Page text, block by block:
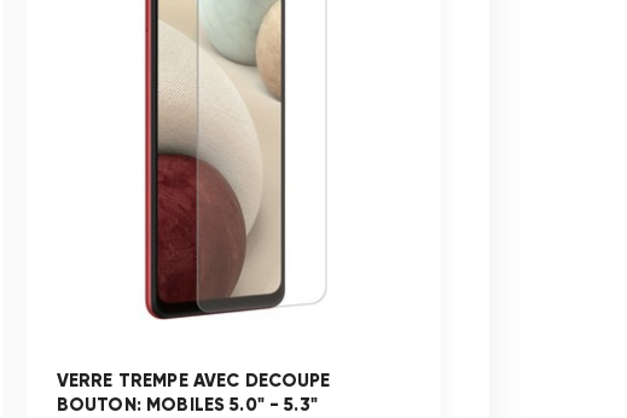
VERRE TREMPE AVEC DECOUPE
BOUTON: MOBILES 5.0" - 5.3"